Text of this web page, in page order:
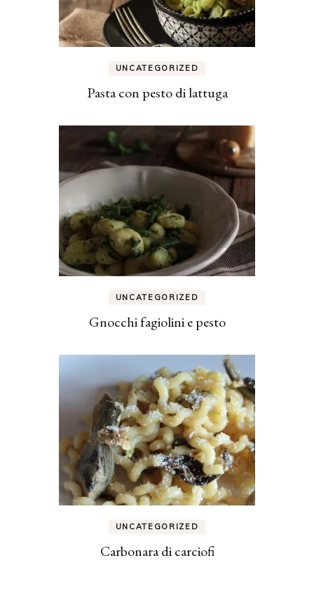
UNCATEGORIZED
Pasta con pesto di lattuga
UNCATEGORIZED
Gnocchi fagiolini e pesto
UNCATEGORIZED
Carbonara di carciofi